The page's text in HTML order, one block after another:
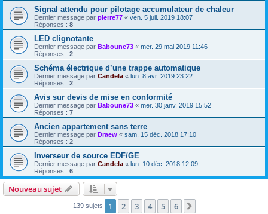
Signal attendu pour pilotage accumulateur de chaleur
Dernier message par pierre77 « ven. 5 juil. 2019 18:07
Réponses : 8
LED clignotante
Dernier message par Baboune73 « mer. 29 mai 2019 11:46
Réponses : 2
Schéma électrique d’une trappe automatique
Dernier message par Candela « lun. 8 avr. 2019 23:22
Réponses : 2
Avis sur devis de mise en conformité
Dernier message par Baboune73 « mer. 30 janv. 2019 15:52
Réponses : 7
Ancien appartement sans terre
Dernier message par Draew « sam. 15 déc. 2018 17:10
Réponses : 2
Inverseur de source EDF/GE
Dernier message par Candela « lun. 10 déc. 2018 12:09
Réponses : 6
Nouveau sujet
139 sujets 1 2 3 4 5 6